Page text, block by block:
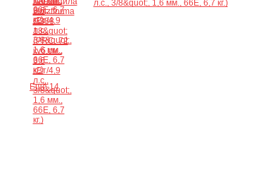
Ещё 14